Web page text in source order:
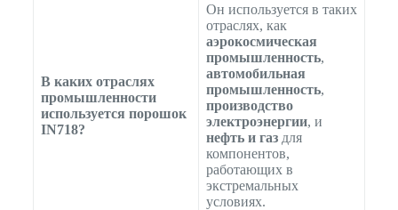
В каких отраслях
промышленности
используется порошок
IN718?
Он используется в таких
отраслях, как
аэрокосмическая
промышленность,
автомобильная
промышленность,
производство
электроэнергии, и
нефть и газдля
компонентов,
работающих в
экстремальных
условиях.